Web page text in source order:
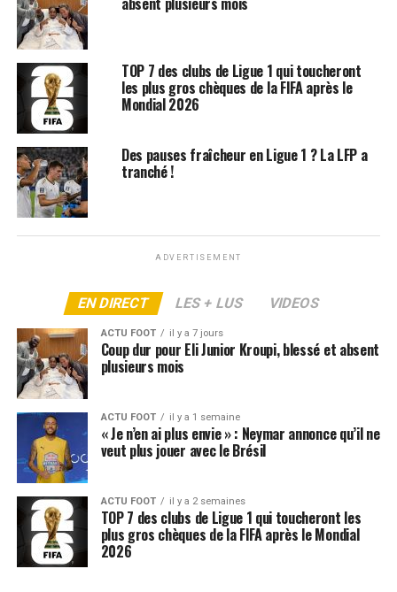
sportive pour les années à venir. Reste désormais à
savoir si l’ancien sélectionneur de l’Espagne acceptera
cette offre hors normes.
ARTICLES LIÉS: LIGUE 1 PSG
SUIVANT
Endrick en larmes pour son départ du Real
NE RATEZ PAS
Terrible nouvelle pour Safonov
TOP 7 des clubs de Ligue 1 qui toucheront
les plus gros chèques de la FIFA après le
Mondial 2026
Des pauses fraîcheur en Ligue 1 ? La LFP a
tranché !
ADVERTISEMENT
EN DIRECT LES + LUS VIDEOS
ACTU FOOT il y a 7 jours
Coup dur pour Eli Junior Kroupi, blessé et absent
plusieurs mois
ACTU FOOT il y a 1 semaine
« Je n’en ai plus envie » : Neymar annonce qu’il ne
veut plus jouer avec le Brésil
ACTU FOOT il y a 2 semaines
TOP 7 des clubs de Ligue 1 qui toucheront les
plus gros chèques de la FIFA après le Mondial
2026